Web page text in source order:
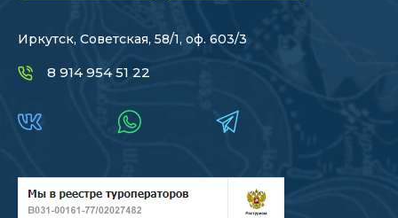
Иркутск, Советская, 58/1, оф. 603/3
8 914 954 51 22